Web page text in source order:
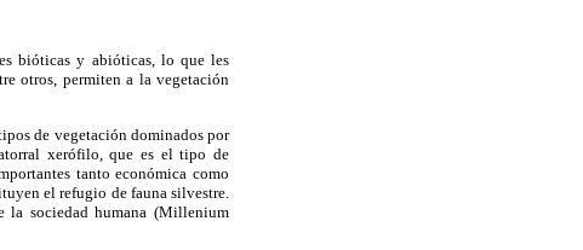
bióticas y abióticas, lo que les
otros, permiten a la vegetación
de vegetación dominados por
xerófilo, que es el tipo de
tanto económica como
el refugio de fauna silvestre.
la sociedad humana (Millenium